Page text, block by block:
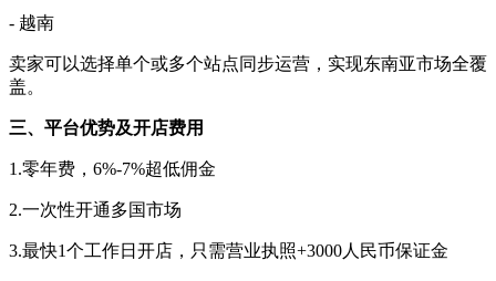
- 越南
卖家可以选择单个或多个站点同步运营，实现东南亚市场全覆
盖。
三、 平台优势及开店费用
1.零年费 ， 6%-7%超低佣金
2.一次性开通多国市场
3.最快1个工作日开店 ， 只需营业执照+3000人民币保证金